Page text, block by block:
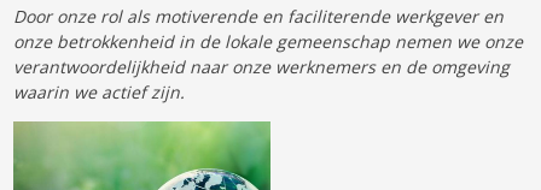
Door onze rol als motiverende en faciliterende werkgever en
onze betrokkenheid in de lokale gemeenschap nemen we onze
verantwoordelijkheid naar onze werknemers en de omgeving
waarin we actief zijn.